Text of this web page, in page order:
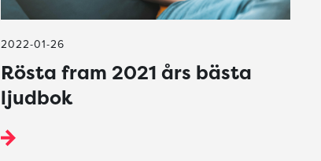
2022-01-26
Rösta fram 2021 års bästa
ljudbok